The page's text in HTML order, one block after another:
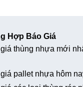
Hợp Báo Giá
thùng nhựa mới
pallet nhựa hôm